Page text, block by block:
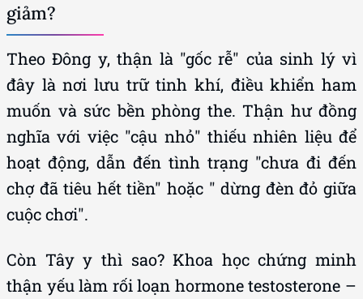
giảm?
Theo Đông y, thận là "gốc rễ" của sinh lý vì
đây là nơi lưu trữ tinh khí, điều khiển ham
muốn và sức bền phòng the. Thận hư đồng
nghĩa với việc "cậu nhỏ" thiếu nhiên liệu để
hoạt động, dẫn đến tình trạng "chưa đi đến
chợ đã tiêu hết tiền" hoặc " dừng đèn đỏ giữa
cuộc chơi".
Còn Tây y thì sao? Khoa học chứng minh
thận yếu làm rối loạn hormone testosterone –